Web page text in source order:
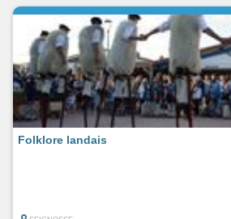
Folklore landais